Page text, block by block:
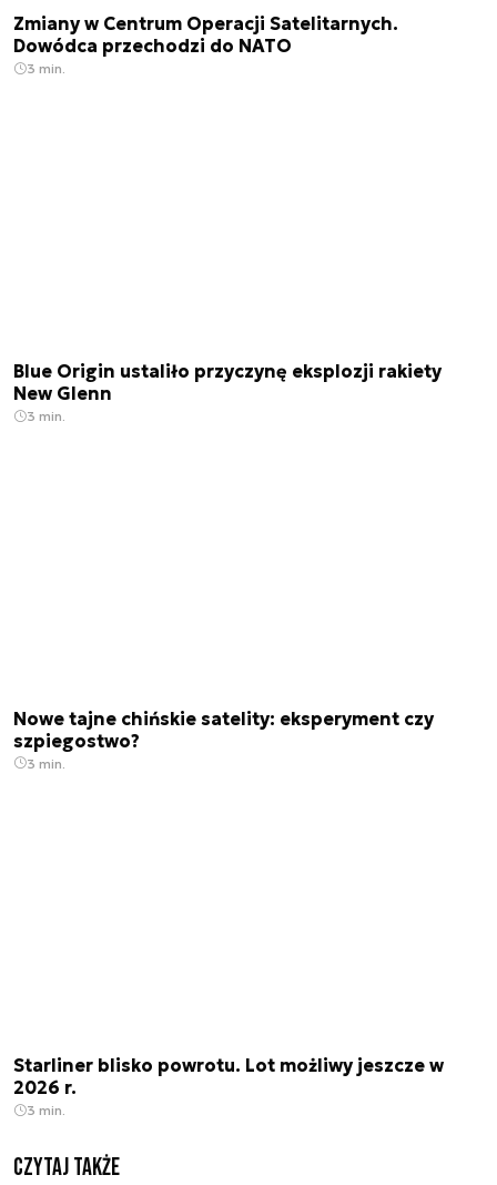
Zmiany w Centrum Operacji Satelitarnych.
Dowódca przechodzi do NATO
3 min.
Blue Origin ustaliło przyczynę eksplozji rakiety
New Glenn
3 min.
Nowe tajne chińskie satelity: eksperyment czy
szpiegostwo?
3 min.
Starliner blisko powrotu. Lot możliwy jeszcze w
2026 r.
3 min.
Czytaj także